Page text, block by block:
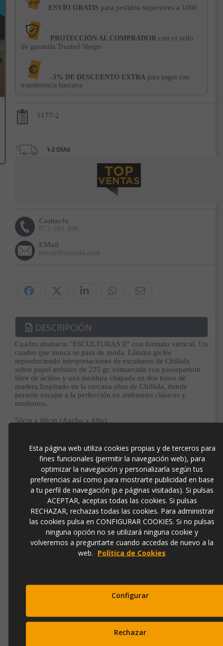
ENVÍO GRATIS para pedidos superiores a 100€
PROTECCIÓN AL COMPRADOR con el sello
de garantía Trusted Shops
-3% DE DESCUENTO EXTRApara pagos con
transferencia bancaria
5177-2
Contacto
973 501 496
EMail
info@ibergada.com
DESCRIPCIÓN
Cuadro abstracto "ESCULTURAS II" con formato vertical. Un
cuadro que nunca se pasa de moda. Lámina giclée
reproduciendo interpretaciones de esculturas de Chillida
sobre papel artístico de 225 gr. enmarcada con passepartout
libre de ácidos y una moldura chapada en dos tonos de
madera.Inspirado en la cercana obra de Chillida, donde
permite encajar a la perfección en ambientes clásicos y
modernos.
50cm x 60cm (Ancho x Alto).
OPINIONES
Productos Relacionados
CUADRO ESCULTURAS I (50X60)
Esta página web utiliza cookies propias y de terceros para
fines funcionales (permitir la navegación web), para
optimizar la navegación y personalizarla según tus
preferencias así como para mostrarte publicidad en base
a tu perfil de navegación (p.e páginas visitadas). Si pulsas
ACEPTAR, aceptas todas las cookies. Si pulsas
RECHAZAR, rechazas todas las cookies. Para administrar
las cookies pulsa en CONFIGURAR COOKIES. Si no pulsas
ninguna opción no se utilizará ninguna cookie y
volveremos a preguntarte cuando accedas de nuevo a la
web. Política de Cookies
Configurar
Rechazar